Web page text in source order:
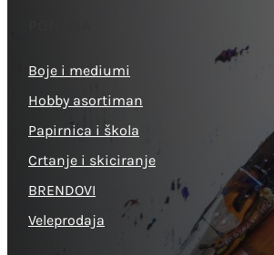
Boje i mediumi
Hobby asortiman
Papirnica i škola
Crtanje i skiciranje
BRENDOVI
Veleprodaja